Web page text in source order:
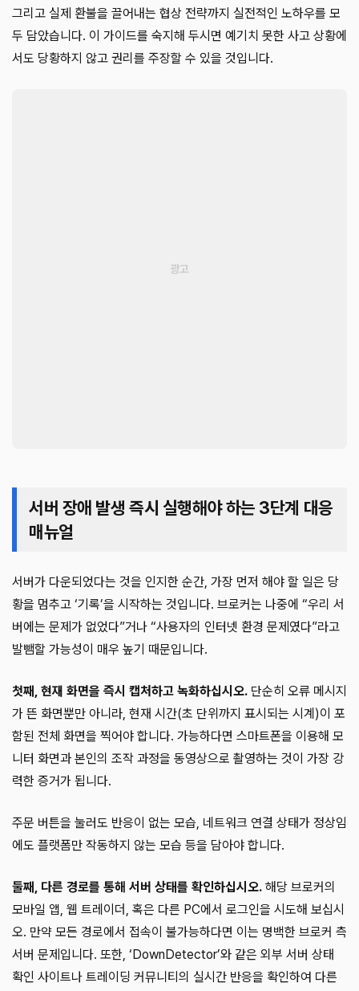
그리고 실제 환불을 끌어내는 협상 전략까지 실전적인 노하우를 모
두 담았습니다. 이 가이드를 숙지해 두시면 예기치 못한 사고 상황에
서도 당황하지 않고 권리를 주장할 수 있을 것입니다.
서버 장애 발생 즉시 실행해야 하는 3단계 대응
매뉴얼
서버가 다운되었다는 것을 인지한 순간, 가장 먼저 해야 할 일은 당
황을 멈추고 ‘기록’을 시작하는 것입니다. 브로커는 나중에 “우리 서
버에는 문제가 없었다”거나 “사용자의 인터넷 환경 문제였다”라고
발뺌할 가능성이 매우 높기 때문입니다.
첫째, 현재 화면을 즉시 캡처하고 녹화하십시오. 단순히 오류 메시지
가 뜬 화면뿐만 아니라, 현재 시간(초 단위까지 표시되는 시계)이 포
함된 전체 화면을 찍어야 합니다. 가능하다면 스마트폰을 이용해 모
니터 화면과 본인의 조작 과정을 동영상으로 촬영하는 것이 가장 강
력한 증거가 됩니다.
주문 버튼을 눌러도 반응이 없는 모습, 네트워크 연결 상태가 정상임
에도 플랫폼만 작동하지 않는 모습 등을 담아야 합니다.
둘째, 다른 경로를 통해 서버 상태를 확인하십시오. 해당 브로커의
모바일 앱, 웹 트레이더, 혹은 다른 PC에서 로그인을 시도해 보십시
오. 만약 모든 경로에서 접속이 불가능하다면 이는 명백한 브로커 측
서버 문제입니다. 또한, ‘DownDetector’와 같은 외부 서버 상태
확인 사이트나 트레이딩 커뮤니티의 실시간 반응을 확인하여 다른